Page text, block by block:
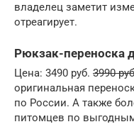
владелец заметит
отреагирует.
Рюкзак-переноска
Цена: 3490 руб. 3990
оригинальная
по России. А также
питомцев по